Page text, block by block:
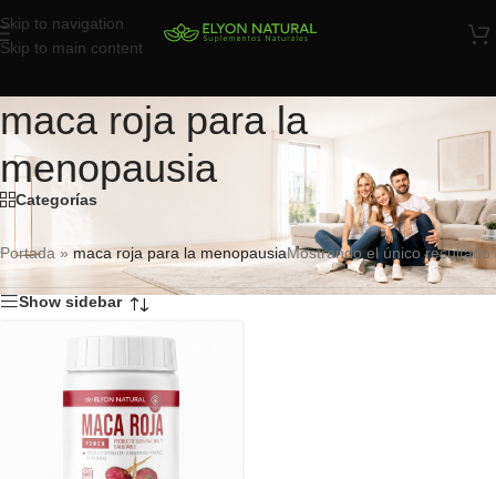
Skip to navigation
Skip to main content
maca roja para la
menopausia
Categorías
Portada » maca roja para la menopausiaMostrando el único resultado
Show sidebar